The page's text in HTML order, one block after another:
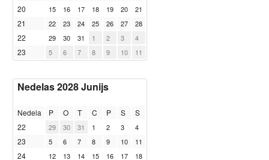
20 15 16 17 18 19 20 21
21 22 23 24 25 26 27 28
22 29 30 31 1 2 3 4
23 5 6 7 8 9 10 11
Nedelas 2028 Junijs
Nedela P O T C P S
S
22
29 30 31 1 2 3 4
23 5 6 7 8 9 10 11
24 12 13 14 15 16 17 18